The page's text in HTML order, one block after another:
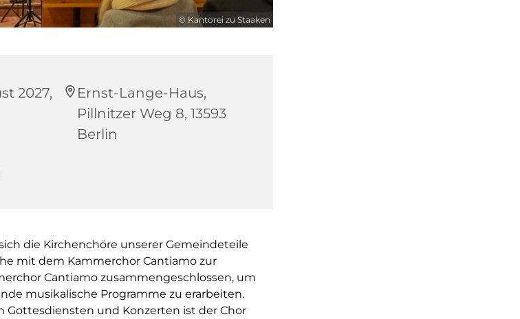
© Kantorei zu Staaken
2027,
Ernst-Lange-Haus,
Pillnitzer Weg 8, 13593
Berlin
die Kirchenchöre unserer Gemeindeteile
mit dem Kammerchor Cantiamo zur
Cantiamo zusammengeschlossen, um
musikalische Programme zu erarbeiten.
Gottesdiensten und Konzerten ist der Chor